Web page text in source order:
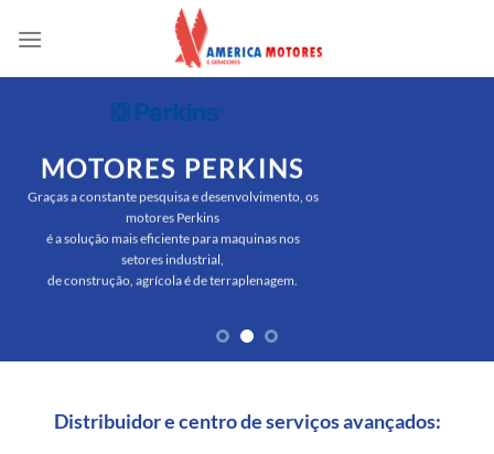
MOTORES PERKINS
Graças a constante pesquisa e desenvolvimento, os
motores Perkins
é a solução mais eficiente para maquinas nos
setores industrial,
de construção, agrícola é de terraplenagem.
Distribuidor e centro de serviços avançados: